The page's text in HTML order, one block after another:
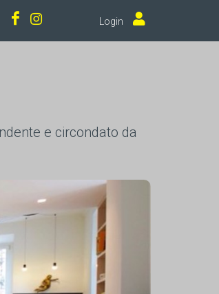
Login
e circondato da